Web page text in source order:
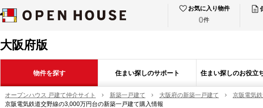
お気に入り物件
0件
大阪府版
物件を探す 住まい探しのサポート 住まい探しのお役立
オープンハウス 戸建て仲介サイト 新築一戸建て 大阪府の新築一戸建て
京阪電気
京阪電気鉄道交野線の3,000万円台の新築一戸建て購入情報